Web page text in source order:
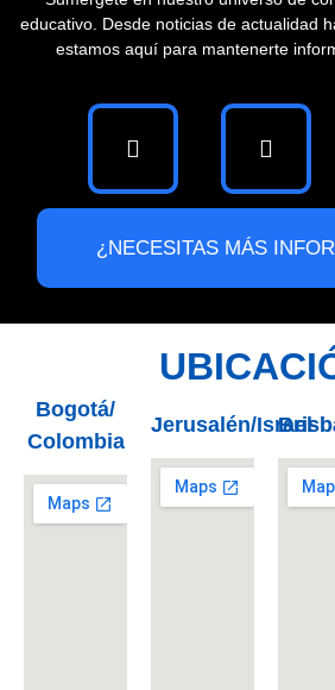
educativo. Desde noticias de actualidad
estamos aquí para mantenerte
¿NECESITAS MÁS
Bogotá/
Colombia
Jerusalén/Israel